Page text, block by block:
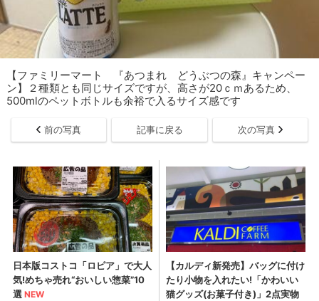
【ファミリーマート 『あつまれ どうぶつの森』キャンペー
ン】２種類とも同じサイズですが、高さが20ｃｍあるため、
500mlのペットボトルも余裕で入るサイズ感です
前の写真 記事に戻る 次の写真